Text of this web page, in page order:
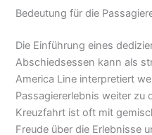
Bedeutung für die
Die Einführung eines
Abschiedsessen kann als
America Line interpretiert
Passagiererlebnis weiter zu
Kreuzfahrt ist oft mit
Freude über die Erlebnisse